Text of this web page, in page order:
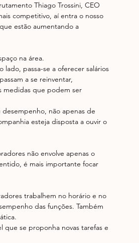
Thiago Trossini, CEO
competitivo, aí entra o nosso
estão aumentando a
na área.
passa-se a oferecer salários
a se reinventar,
medidas que podem ser
não apenas de
esteja disposta a ouvir o
não envolve apenas o
é mais importante focar
trabalhem no horário e no
das funções. Também
que se proponha novas tarefas e